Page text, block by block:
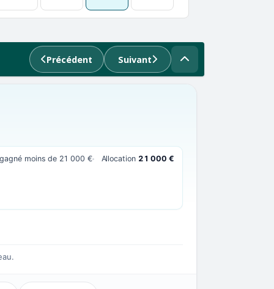
Précédent Suivant
moins de 21 000 € Allocation 21 000 €